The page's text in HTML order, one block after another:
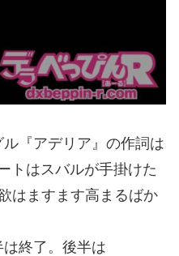
『アデリア』の作詞は
トはスバルが手掛けた
はますます高まるばか
終了。後半は